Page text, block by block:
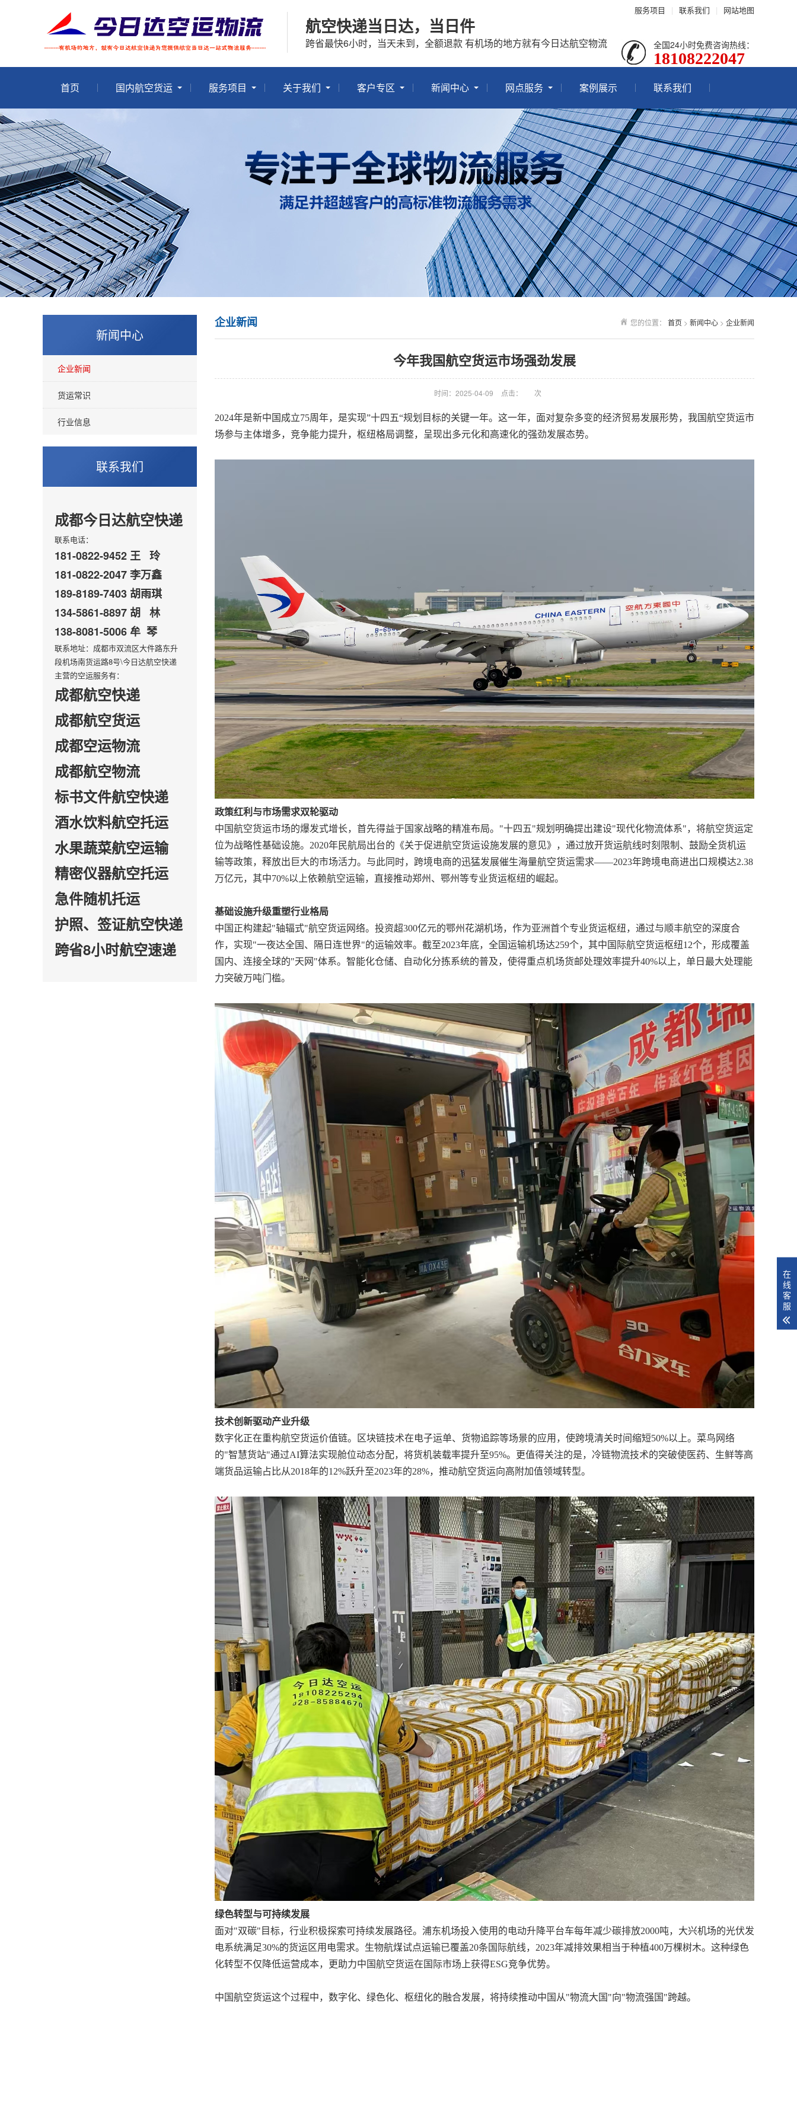
服务项目 | 联系我们 | 网站地图
航空快递当日达，当日件
跨省最快6小时，当天未到，全额退款 有机场的地方就有今日达航空物流 全国24小时免费咨询热线：
18108222047
首页 国内航空货运 服务项目 关于我们 客户专区 新闻中心 网点服务 案例展示 联系我们
新闻中心
企业新闻
货运常识
行业信息
联系我们
成都今日达航空快递
联系电话：
181-0822-9452 王 玲
181-0822-2047 李万鑫
189-8189-7403 胡雨琪
134-5861-8897 胡 林
138-8081-5006 牟 琴
联系地址：成都市双流区大件路东升
段机场南货运路8号\今日达航空快递
主营的空运服务有：
成都航空快递
成都航空货运
成都空运物流
成都航空物流
标书文件航空快递
酒水饮料航空托运
水果蔬菜航空运输
精密仪器航空托运
急件随机托运
护照、签证航空快递
跨省8小时航空速递
您的位置： 首页 > 新闻中心 > 企业新闻
企业新闻
今年我国航空货运市场强劲发展
时间：2025-04-09 点击： 次
2024年是新中国成立75周年，是实现”十四五“规划目标的关键一年。这一年，面对复杂多变的经济贸易发展形势，我国航空货运市
场参与主体增多，竞争能力提升，枢纽格局调整，呈现出多元化和高速化的强劲发展态势。
政策红利与市场需求双轮驱动
中国航空货运市场的爆发式增长，首先得益于国家战略的精准布局。 "十四五"规划明确提出建设"现代化物流体系"，将航空货运定
位为战略性基础设施。2020年民航局出台的《关于促进航空货运设施发展的意见》，通过放开货运航线时刻限制、鼓励全货机运
输等政策，释放出巨大的市场活力。与此同时，跨境电商的迅猛发展催生海量航空货运需求——2023年跨境电商进出口规模达2.38
万亿元，其中70%以上依赖航空运输，直接推动郑州、鄂州等专业货运枢纽的崛起。
基础设施升级重塑行业格局
中国正构建起"轴辐式"航空货运网络。投资超300亿元的鄂州花湖机场，作为亚洲首个专业货运枢纽，通过与顺丰航空的深度合
作，实现"一夜达全国、隔日连世界"的运输效率。截至2023年底，全国运输机场达259个，其中国际航空货运枢纽12个，形成覆盖
国内、连接全球的"天网"体系。智能化仓储、自动化分拣系统的普及，使得重点机场货邮处理效率提升40%以上，单日最大处理能
力突破万吨门槛。
技术创新驱动产业升级
数字化正在重构航空货运价值链。区块链技术在电子运单、货物追踪等场景的应用，使跨境清关时间缩短50%以上。菜鸟网络
的"智慧货站"通过AI算法实现舱位动态分配，将货机装载率提升至95%。更值得关注的是，冷链物流技术的突破使医药、生鲜等高
端货品运输占比从2018年的12%跃升至2023年的28%，推动航空货运向高附加值领域转型。
绿色转型与可持续发展
面对"双碳"目标，行业积极探索可持续发展路径。浦东机场投入使用的电动升降平台车每年减少碳排放2000吨，大兴机场的光伏发
电系统满足30%的货运区用电需求。生物航煤试点运输已覆盖20条国际航线，2023年减排效果相当于种植400万棵树木。这种绿色
化转型不仅降低运营成本，更助力中国航空货运在国际市场上获得ESG竞争优势。
中国航空货运这个过程中，数字化、绿色化、枢纽化的融合发展，将持续推动中国从"物流大国"向"物流强国"跨越。
在
线
客
服